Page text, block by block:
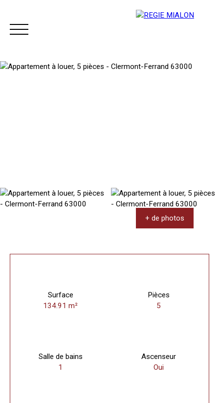
+ de photos
Surface
134.91m²
Pièces
5
Salle de bains
1
Ascenseur
Oui